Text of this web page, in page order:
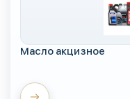
Масло акцизное